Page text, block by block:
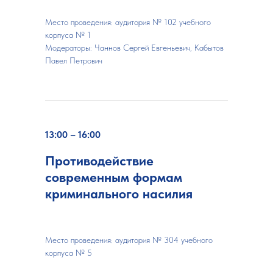
Место проведения: аудитория № 102 учебного
корпуса № 1
Модераторы: Чаннов Сергей Евгеньевич, Кабытов
Павел Петрович
13:00 – 16:00
Противодействие
современным формам
криминального насилия
Место проведения: аудитория № 304 учебного
корпуса № 5